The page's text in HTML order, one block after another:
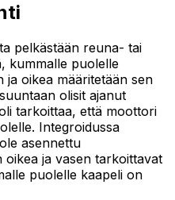
pelkästään reuna- tai
kummalle puolelle
ja oikea määritetään sen
olisit ajanut
tarkoittaa, että moottori
Integroidussa
asennettu
ja vasen tarkoittavat
puolelle kaapeli on